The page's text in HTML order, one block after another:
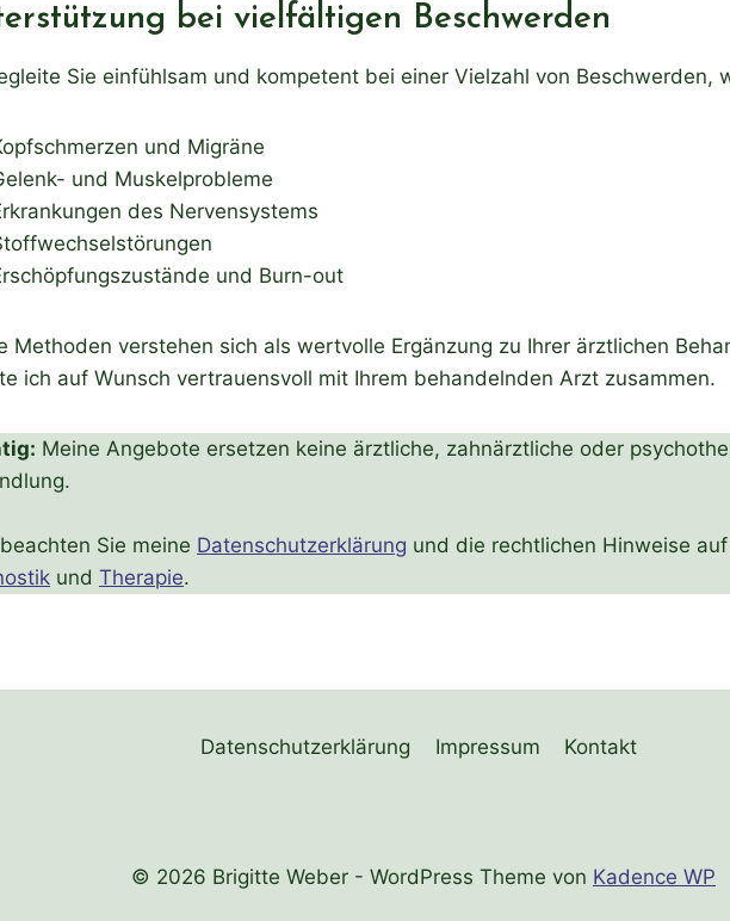
bei vielfältigen Beschwerden
Sie einfühlsam und kompetent bei einer Vielzahl von Beschwerden,
und Migräne
und Muskelprobleme
des Nervensystems
und Burn-out
Methoden verstehen sich als wertvolle Ergänzung zu Ihrer ärztlichen
ich auf Wunsch vertrauensvoll mit Ihrem behandelnden Arzt zusammen.
Meine Angebote ersetzen keine ärztliche, zahnärztliche oder
Sie meine Datenschutzerklärung und die rechtlichen Hinweise
und Therapie.
Datenschutzerklärung Impressum Kontakt
© 2026 Brigitte Weber - WordPress Theme von Kadence WP